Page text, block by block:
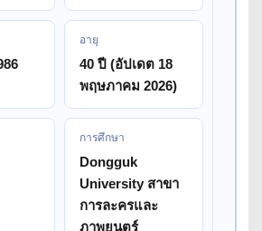
อายุ
40 ปี (อัปเดต 18
พฤษภาคม 2026)
การศึกษา
Dongguk
University สาขา
การละครและ
ภาพยนตร์